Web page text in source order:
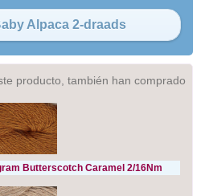
Alpaca 2-draads
producto, también han comprado
Butterscotch Caramel 2/16Nm